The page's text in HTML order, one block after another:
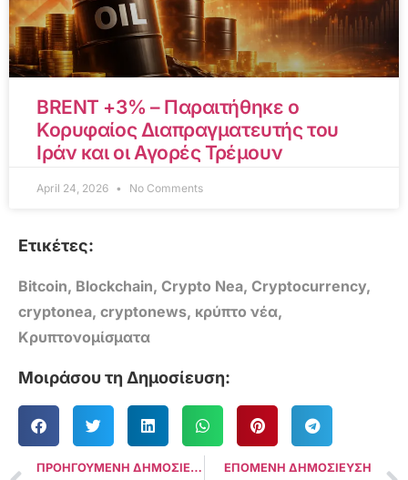
BRENT +3% – Παραιτήθηκε ο
Κορυφαίος Διαπραγματευτής του
Ιράν και οι Αγορές Τρέμουν
April 24, 2026 No Comments
Ετικέτες:
Bitcoin, Blockchain, Crypto Nea, Cryptocurrency,
cryptonea, cryptonews, κρύπτο νέα,
Κρυπτονομίσματα
Μοιράσου τη Δημοσίευση:
ΠΡΟΗΓΟΥΜΕΝΗ ΔΗΜΟΣΙΕΥΣΗ ΕΠΟΜΕΝΗ ΔΗΜΟΣΙΕΥΣΗ